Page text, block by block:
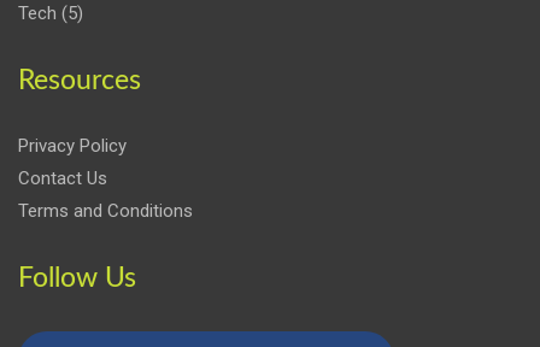
Tech (5)
Resources
Privacy Policy
Contact Us
Terms and Conditions
Follow Us